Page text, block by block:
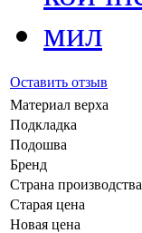
Оставить отзыв
Материал верха
Подкладка
Подошва
Бренд
Страна производства
Старая цена
Новая цена